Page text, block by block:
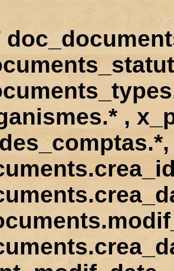
,